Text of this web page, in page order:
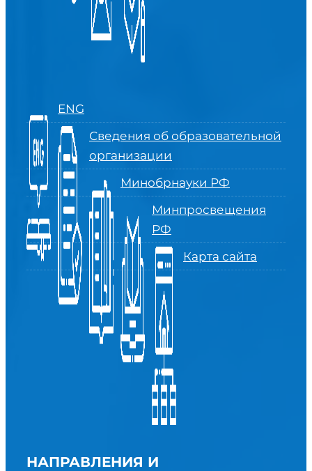
ENG
Сведения об образовательной
организации
Минобрнауки РФ
Минпросвещения
РФ
Карта сайта
НАПРАВЛЕНИЯ И